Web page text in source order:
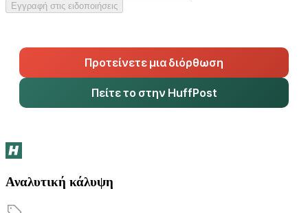
Εγγραφή στις ειδοποιήσεις
Προτείνετε μια διόρθωση
Πείτε το στην HuffPost
Αναλυτική κάλυψη